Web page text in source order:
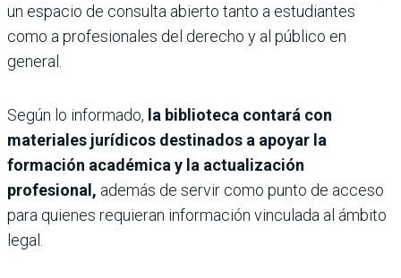
un espacio de consulta abierto tanto a estudiantes
como a profesionales del derecho y al público en
general.
Según lo informado, la biblioteca contará con
materiales jurídicos destinados a apoyar la
formación académica y la actualización
profesional, además de servir como punto de acceso
para quienes requieran información vinculada al ámbito
legal.